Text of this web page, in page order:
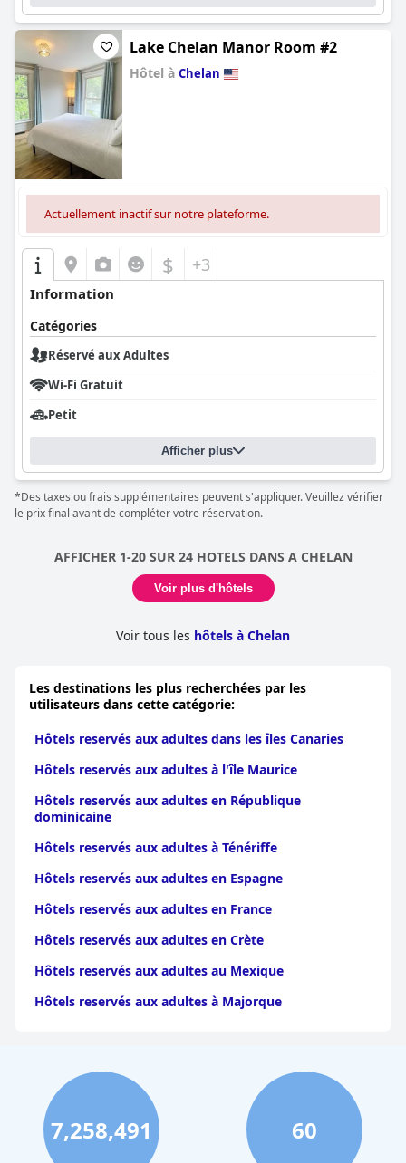
Lake Chelan Manor Room #2
Hôtel à Chelan
Actuellement inactif sur notre plateforme.
$ +3
Information
Catégories
Réservé aux Adultes
Wi-Fi Gratuit
Petit
Afficher plus
*Des taxes ou frais supplémentaires peuvent s'appliquer. Veuillez vérifier
le prix final avant de compléter votre réservation.
AFFICHER 1-20 SUR 24 HOTELS DANS A CHELAN
Voir plus d'hôtels
Voir tous les hôtels à Chelan
Les destinations les plus recherchées par les
utilisateurs dans cette catégorie:
Hôtels reservés aux adultes dans les îles Canaries
Hôtels reservés aux adultes à l'île Maurice
Hôtels reservés aux adultes en République
dominicaine
Hôtels reservés aux adultes à Ténériffe
Hôtels reservés aux adultes en Espagne
Hôtels reservés aux adultes en France
Hôtels reservés aux adultes en Crète
Hôtels reservés aux adultes au Mexique
Hôtels reservés aux adultes à Majorque
7,258,491 60